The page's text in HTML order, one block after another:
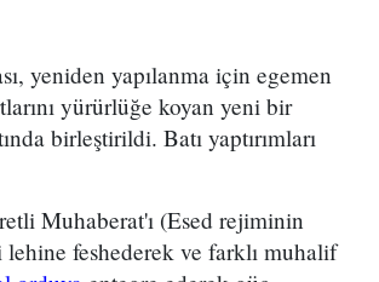
yeniden yapılanma için egemen
yürürlüğe koyan yeni bir
birleştirildi. Batı yaptırımları
Muhaberat'ı (Esed rejiminin
feshederek ve farklı muhalif